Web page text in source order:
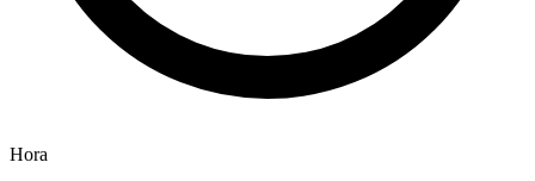
Hora